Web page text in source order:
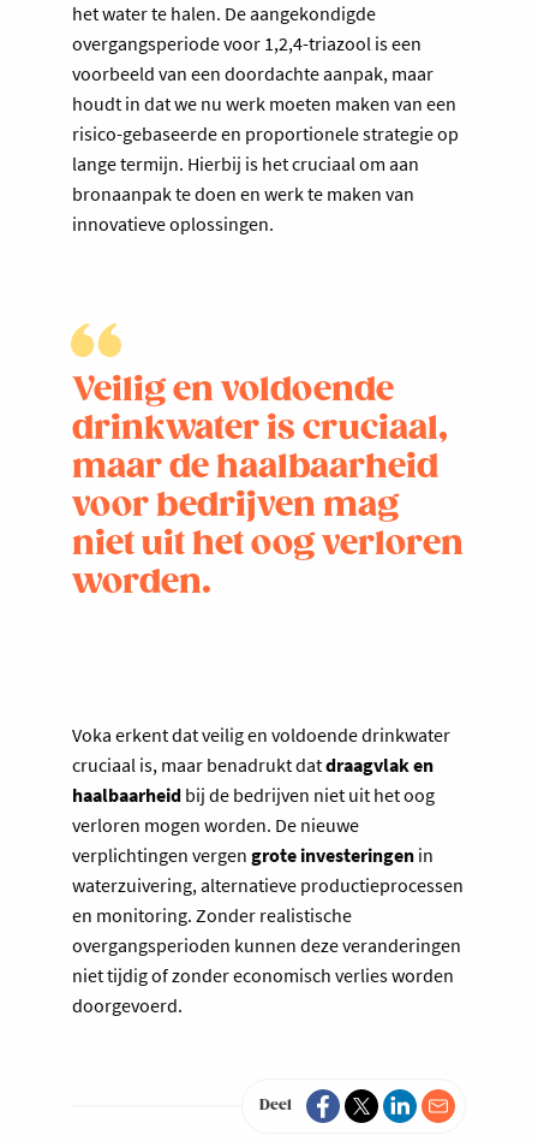
het water te halen. De aangekondigde
overgangsperiode voor 1,2,4-triazool is een
voorbeeld van een doordachte aanpak, maar
houdt in dat we nu werk moeten maken van een
risico-gebaseerde en proportionele strategie op
lange termijn. Hierbij is het cruciaal om aan
bronaanpak te doen en werk te maken van
innovatieve oplossingen.
Veilig en voldoende
drinkwater is cruciaal,
maar de haalbaarheid
voor bedrijven mag
niet uit het oog verloren
worden.
Voka erkent dat veilig en voldoende drinkwater
cruciaal is, maar benadrukt datdraagvlak en
haalbaarheid bij de bedrijven niet uit het oog
verloren mogen worden. De nieuwe
verplichtingen vergen grote investeringen in
waterzuivering, alternatieve productieprocessen
en monitoring. Zonder realistische
overgangsperioden kunnen deze veranderingen
niet tijdig of zonder economisch verlies worden
doorgevoerd.
Deel